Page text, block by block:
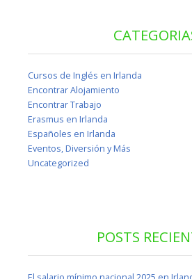
Cursos de Inglés en Irlanda
Encontrar Alojamiento
Encontrar Trabajo
Erasmus en Irlanda
Españoles en Irlanda
Eventos, Diversión y Más
Uncategorized
POSTS